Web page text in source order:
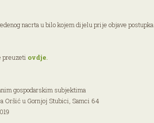
nacrta u bilo kojem dijelu prije objave postupka
preuzeti ovdje.
gospodarskim subjektima
Oršić u Gornjoj Stubici, Samci 64